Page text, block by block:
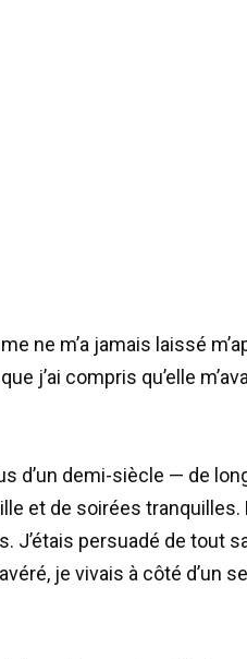
ne m’a jamais laissé
j’ai compris qu’elle
d’un demi-siècle — de
et de soirées
persuadé de tout
je vivais à côté d’un